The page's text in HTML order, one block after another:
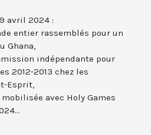
avril 2024 :
entier rassemblés pour un
Ghana,
indépendante pour
2012-2013 chez les
Esprit,
avec Holy Games